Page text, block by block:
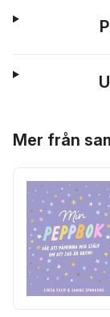
Mer från